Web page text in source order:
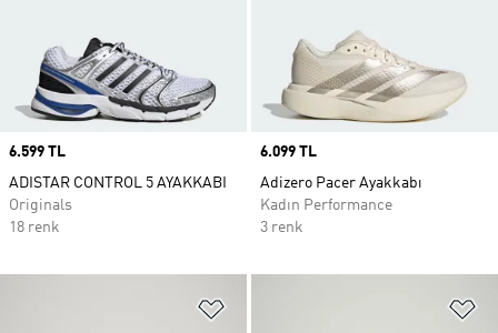
Price
6.599 TL
ADISTAR CONTROL 5 AYAKKABI
Originals
18 renk
Price
6.099 TL
Adizero Pacer Ayakkabı
Kadın Performance
3 renk